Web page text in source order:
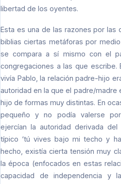
libertad de los oyentes.
Esta es una de las razones por las
biblias ciertas metáforas por
se compara a sí mismo con el
congregaciones a las que escribe.
vivía Pablo, la relación padre-hijo
autoridad en la que el padre/madre
hijo de formas muy distintas. En
pequeño y no podía valerse
ejercían la autoridad derivada
típico ‘tú vives bajo mi techo y
hecho, existía cierta tensión muy
la época (enfocados en estas
capacidad de independencia y